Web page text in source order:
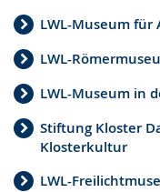
LWL-Museum für
LWL-
LWL-Museum in
Stiftung Kloster
Klosterkultur
LWL-